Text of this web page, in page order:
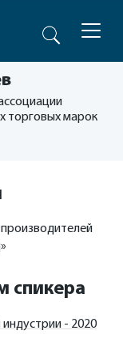
торговых марок
спикера
- 2020